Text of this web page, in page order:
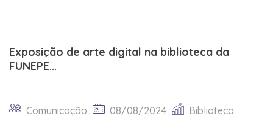
Exposição de arte digital na biblioteca da
FUNEPE...
Comunicação 08/08/2024 Biblioteca